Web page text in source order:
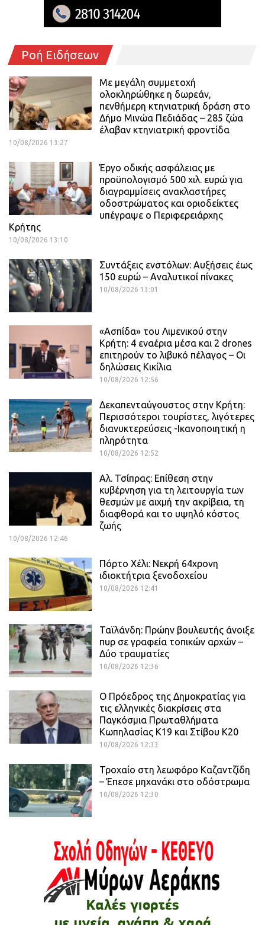
Ροή Ειδήσεων
Με μεγάλη συμμετοχή
ολοκληρώθηκε η δωρεάν,
πενθήμερη κτηνιατρική δράση στο
Δήμο Μινώα Πεδιάδας – 285 ζώα
έλαβαν κτηνιατρική φροντίδα
10/08/2026 13:27
Έργο οδικής ασφάλειας με
προϋπολογισμό 500 χιλ. ευρώ για
διαγραμμίσεις ανακλαστήρες
οδοστρώματος και οριοδείκτες
υπέγραψε ο Περιφερειάρχης
Κρήτης
10/08/2026 13:10
Συντάξεις ενστόλων: Αυξήσεις έως
150 ευρώ – Αναλυτικοί πίνακες
10/08/2026 13:01
«Ασπίδα» του Λιμενικού στην
Κρήτη: 4 εναέρια μέσα και 2 drones
επιτηρούν το λιβυκό πέλαγος – Οι
δηλώσεις Κικίλια
10/08/2026 12:56
Δεκαπενταύγουστος στην Κρήτη:
Περισσότεροι τουρίστες, λιγότερες
διανυκτερεύσεις -Ικανοποιητική η
πληρότητα
10/08/2026 12:52
Αλ. Τσίπρας: Επίθεση στην
κυβέρνηση για τη λειτουργία των
θεσμών με αιχμή την ακρίβεια, τη
διαφθορά και το υψηλό κόστος
ζωής
10/08/2026 12:46
Πόρτο Χέλι: Νεκρή 64χρονη
ιδιοκτήτρια ξενοδοχείου
10/08/2026 12:41
Ταϊλάνδη: Πρώην βουλευτής άνοιξε
πυρ σε γραφεία τοπικών αρχών –
Δύο τραυματίες
10/08/2026 12:36
Ο Πρόεδρος της Δημοκρατίας για
τις ελληνικές διακρίσεις στα
Παγκόσμια Πρωταθλήματα
Κωπηλασίας Κ19 και Στίβου Κ20
10/08/2026 12:33
Τροχαίο στη λεωφόρο Καζαντζίδη
– Έπεσε μηχανάκι στο οδόστρωμα
10/08/2026 12:30